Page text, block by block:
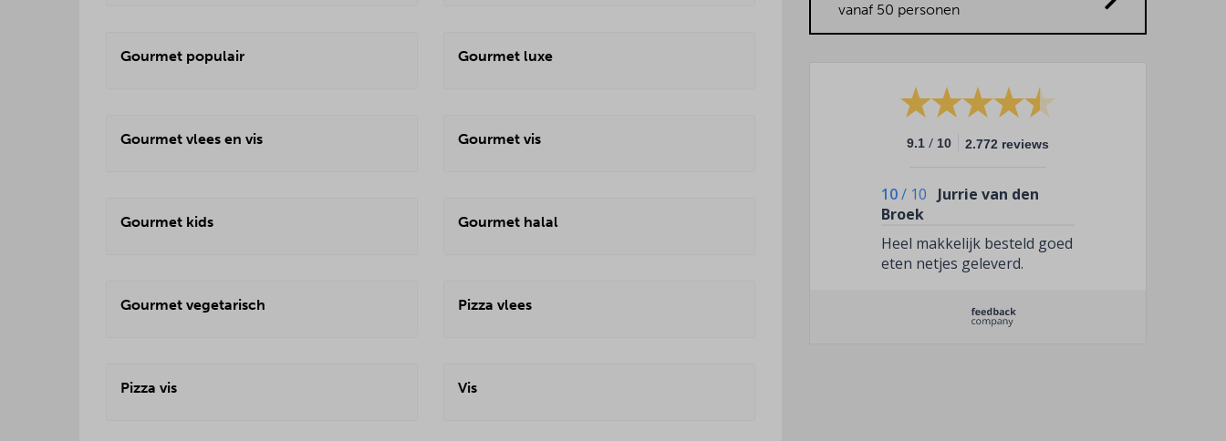
Gourmet populair Gourmet luxe
Gourmet vlees en vis Gourmet vis
Gourmet kids Gourmet halal
Gourmet vegetarisch Pizza vlees
Pizza vis Vis
vanaf 50 personen
9.1 / 10 2.772 reviews
10/ 10
Jurrie van den
Broek
Heel makkelijk besteld goed
eten netjes geleverd.